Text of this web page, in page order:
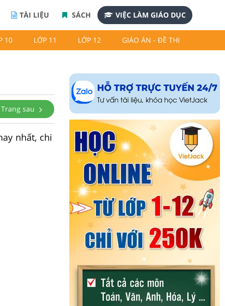
TÀI LIỆU SÁCH VIỆC LÀM GIÁO DỤC
10 LỚP 11 LỚP 12 GIÁO ÁN - ĐỀ THI
Trang sau
nhất, chi